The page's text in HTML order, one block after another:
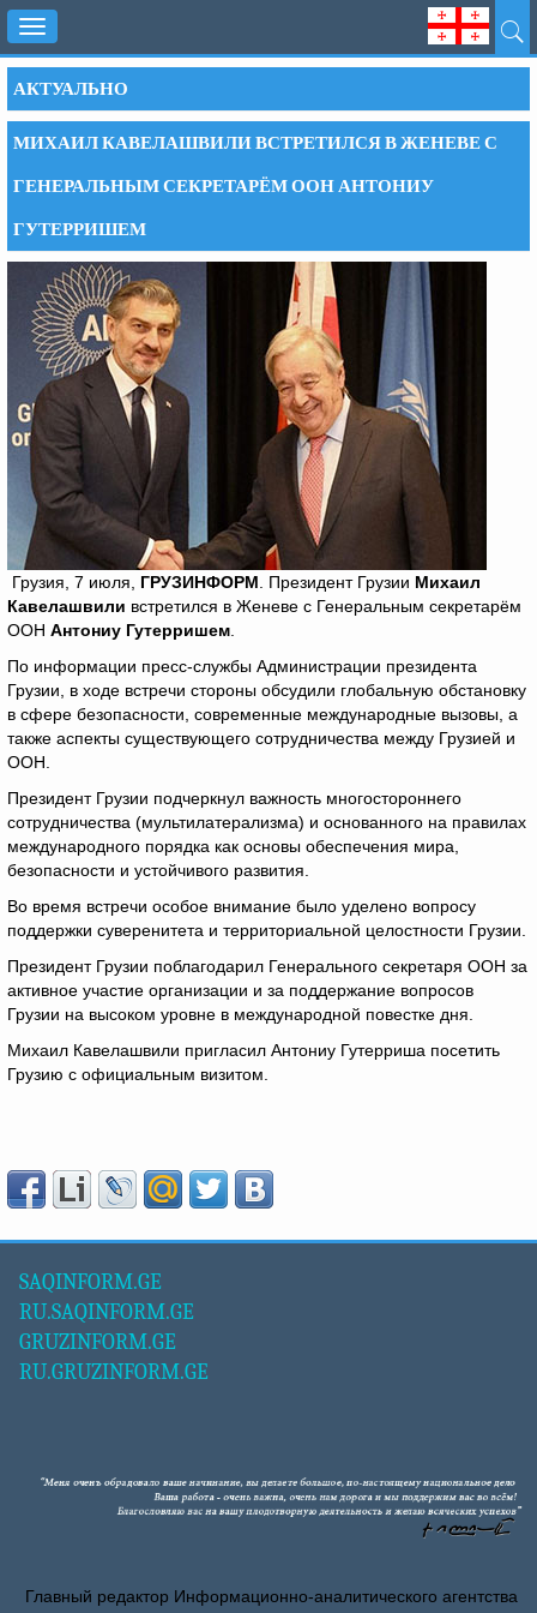
Toggle
navigation
АКТУАЛЬНО
МИХАИЛ КАВЕЛАШВИЛИ ВСТРЕТИЛСЯ В ЖЕНЕВЕ С
ГЕНЕРАЛЬНЫМ СЕКРЕТАРЁМ ООН АНТОНИУ
ГУТЕРРИШЕМ
Грузия, 7 июля, ГРУЗИНФОРМ . Президент Грузии Михаил
Кавелашвили встретился в Женеве с Генеральным секретарём
ООН Антониу Гутерришем
По информации пресс-службы Администрации президента
Грузии, в ходе встречи стороны обсудили глобальную обстановку
в сфере безопасности, современные международные вызовы, а
также аспекты существующего сотрудничества между Грузией и
ООН.
Президент Грузии подчеркнул важность многостороннего
сотрудничества (мультилатерализма) и основанного на правилах
международного порядка как основы обеспечения мира,
безопасности и устойчивого развития.
Во время встречи особое внимание было уделено вопросу
поддержки суверенитета и территориальной целостности Грузии.
Президент Грузии поблагодарил Генерального секретаря ООН за
активное участие организации и за поддержание вопросов
Грузии на высоком уровне в международной повестке дня.
Михаил Кавелашвили пригласил Антониу Гутерриша посетить
Грузию с официальным визитом.
SAQINFORM.GE
RU.SAQINFORM.GE
GRUZINFORM.GE
RU.GRUZINFORM.GE
Главный редактор Информационно-аналитического агентства